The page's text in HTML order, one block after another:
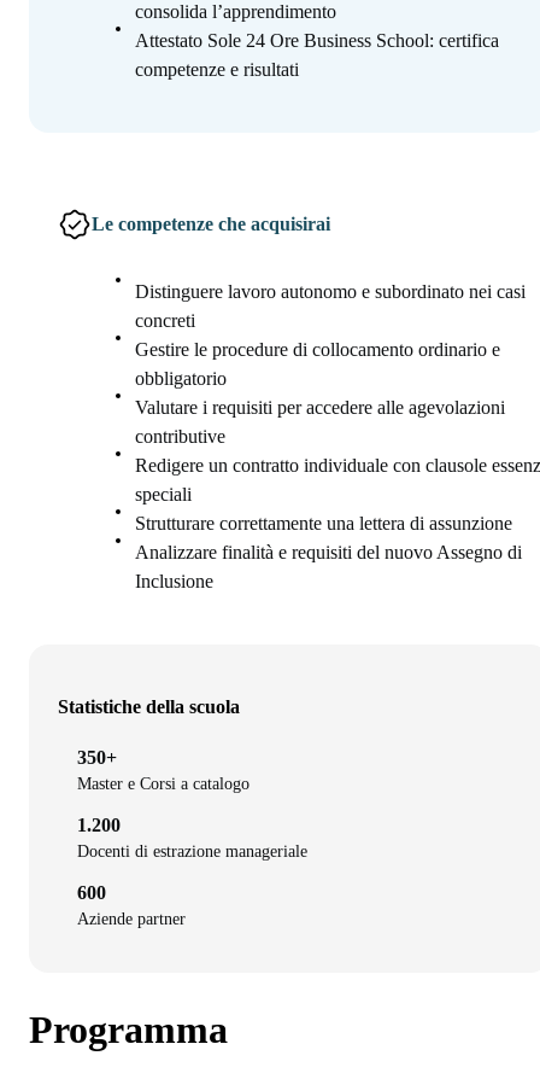
consolida l’apprendimento
Attestato Sole 24 Ore Business School: certifica
competenze e risultati
Le competenze che acquisirai
Distinguere lavoro autonomo e subordinato nei casi
concreti
Gestire le procedure di collocamento ordinario e
obbligatorio
Valutare i requisiti per accedere alle agevolazioni
contributive
Redigere un contratto individuale con clausole
speciali
Strutturare correttamente una lettera di assunzione
Analizzare finalità e requisiti del nuovo Assegno di
Inclusione
Statistiche della scuola
350+
Master e Corsi a catalogo
1.200
Docenti di estrazione manageriale
600
Aziende partner
Programma